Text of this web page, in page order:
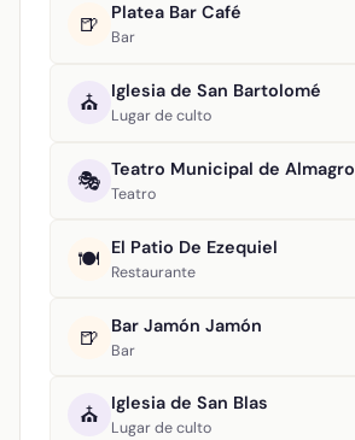
🍺 Platea Bar Café
Bar
⛪ Iglesia de San Bartolomé
Lugar de culto
🎭 Teatro Municipal de Almagro
Teatro
🍽️ El Patio De Ezequiel
Restaurante
🍺 Bar Jamón Jamón
Bar
⛪ Iglesia de San Blas
Lugar de culto